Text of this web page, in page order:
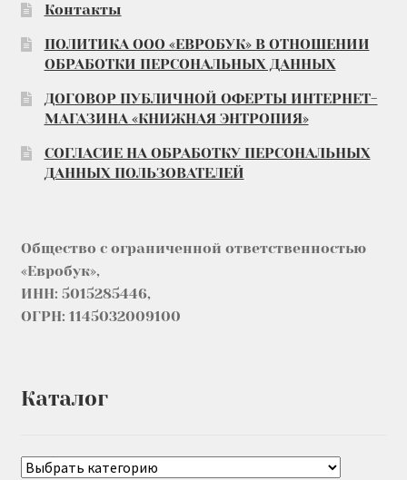
Контакты
ПОЛИТИКА ООО «ЕВРОБУК» В ОТНОШЕНИИ
ОБРАБОТКИ ПЕРСОНАЛЬНЫХ ДАННЫХ
ДОГОВОР ПУБЛИЧНОЙ ОФЕРТЫ ИНТЕРНЕТ-
МАГАЗИНА «КНИЖНАЯ ЭНТРОПИЯ»
СОГЛАСИЕ НА ОБРАБОТКУ ПЕРСОНАЛЬНЫХ
ДАННЫХ ПОЛЬЗОВАТЕЛЕЙ
Общество с ограниченной ответственностью
«Евробук»,
ИНН: 5015285446,
ОГРН: 1145032009100
Каталог